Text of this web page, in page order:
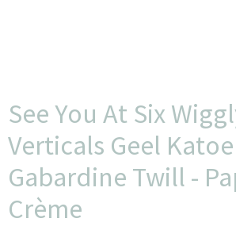
See You At Six
Verticals Geel
Gabardine Twill -
Crème